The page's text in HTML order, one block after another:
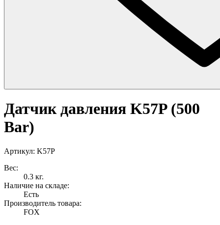
Датчик давления K57P (500
Bar)
Артикул: K57P
Вес:
0.3 кг.
Наличие на складе:
Есть
Производитель товара:
FOX